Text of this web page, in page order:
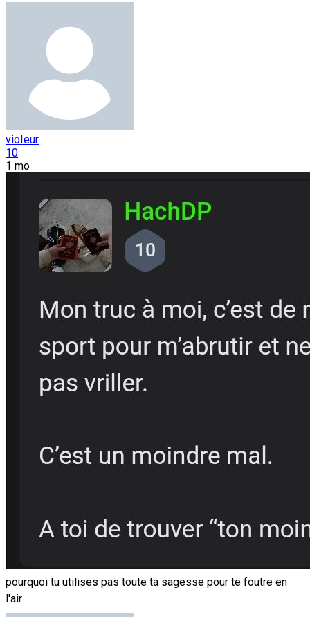
vioIeur
10
1 mo
pourquoi tu utilises pas toute ta sagesse pour te foutre en
l'air